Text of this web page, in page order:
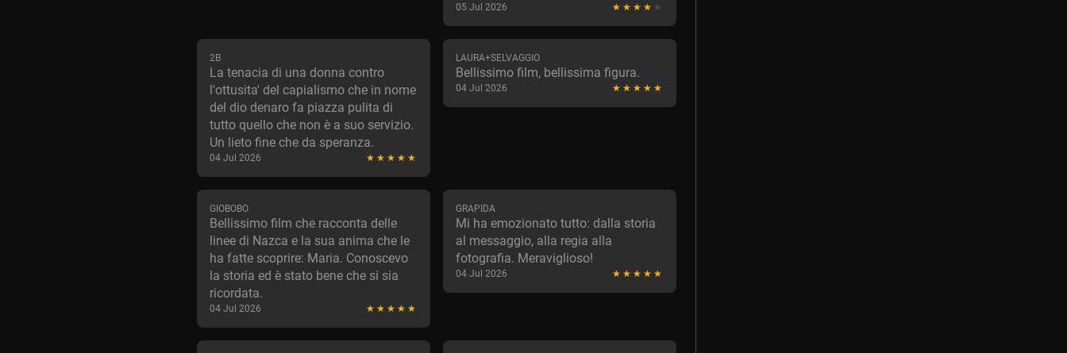
05 Jul 2026
2B
La tenacia di una donna contro
l'ottusita' del capialismo che in nome
del dio denaro fa piazza pulita di
tutto quello che non è a suo servizio.
Un lieto fine che da speranza.
04 Jul 2026
LAURA+SELVAGGIO
Bellissimo film, bellissima figura.
04 Jul 2026
GIOBOBO
Bellissimo film che racconta delle
linee di Nazca e la sua anima che le
ha fatte scoprire: Maria. Conoscevo
la storia ed è stato bene che si sia
ricordata.
04 Jul 2026
GRAPIDA
Mi ha emozionato tutto: dalla storia
al messaggio, alla regia alla
fotografia. Meraviglioso!
04 Jul 2026